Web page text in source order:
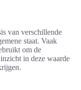
van verschillende
staat. Vaak
om de
in deze waarde